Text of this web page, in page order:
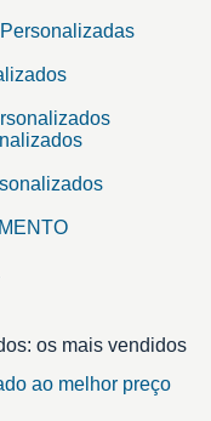
os mais vendidos
ao melhor preço